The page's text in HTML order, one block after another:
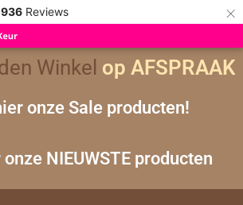
936 Reviews ×
Winkel op AFSPRAAK
onze Sale producten!
NIEUWSTE producten